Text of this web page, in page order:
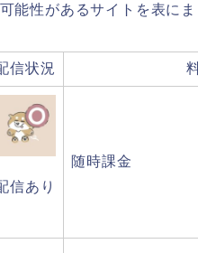
能性があるサイトを表にま
信状況
信あり
随時課金